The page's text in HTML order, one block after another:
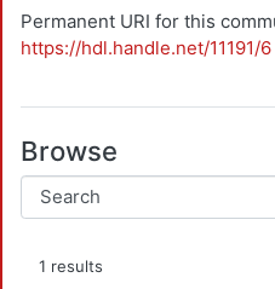
Permanent URI for this
https://hdl.handle.net/11191/6
Browse
1 results